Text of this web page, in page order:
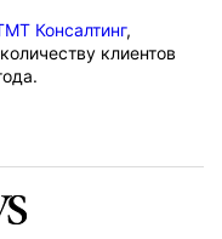
Консалтинг,
клиентов